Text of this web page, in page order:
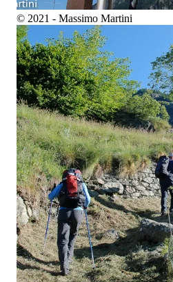
© 2021 - Massimo Martini